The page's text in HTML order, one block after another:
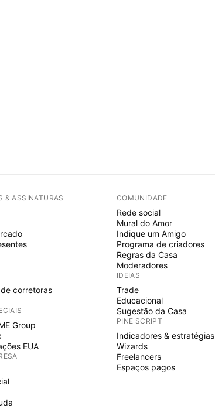
& ASSINATURAS
corretoras
Group
EUA
COMUNIDADE
Rede social
Mural do Amor
Indique um Amigo
Programa de criadores
Regras da Casa
Moderadores
IDEIAS
Trade
Educacional
Sugestão da Casa
PINE SCRIPT
Indicadores & estratégias
Wizards
Freelancers
Espaços pagos